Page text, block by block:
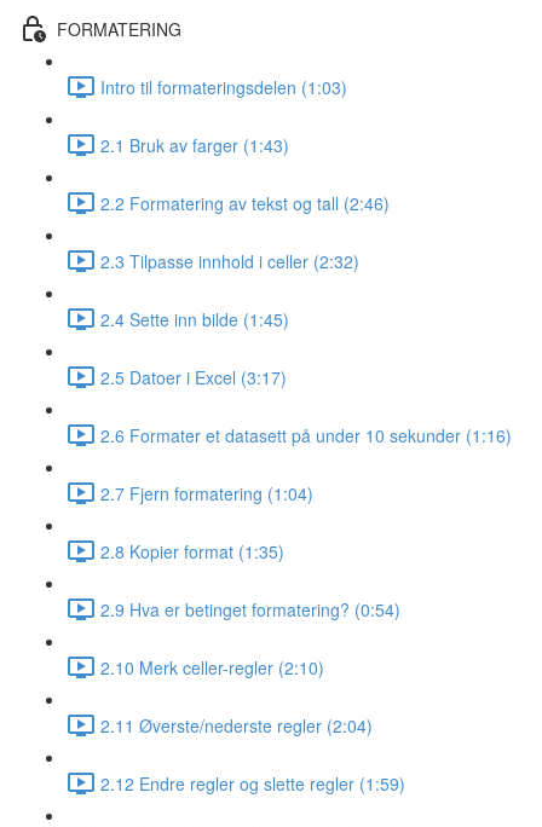
FORMATERING
Intro til formateringsdelen (1:03)
2.1 Bruk av farger (1:43)
2.2 Formatering av tekst og tall (2:46)
2.3 Tilpasse innhold i celler (2:32)
2.4 Sette inn bilde (1:45)
2.5 Datoer i Excel (3:17)
2.6 Formater et datasett på under 10 sekunder (1:16)
2.7 Fjern formatering (1:04)
2.8 Kopier format (1:35)
2.9 Hva er betinget formatering? (0:54)
2.10 Merk celler-regler (2:10)
2.11 Øverste/nederste regler (2:04)
2.12 Endre regler og slette regler (1:59)